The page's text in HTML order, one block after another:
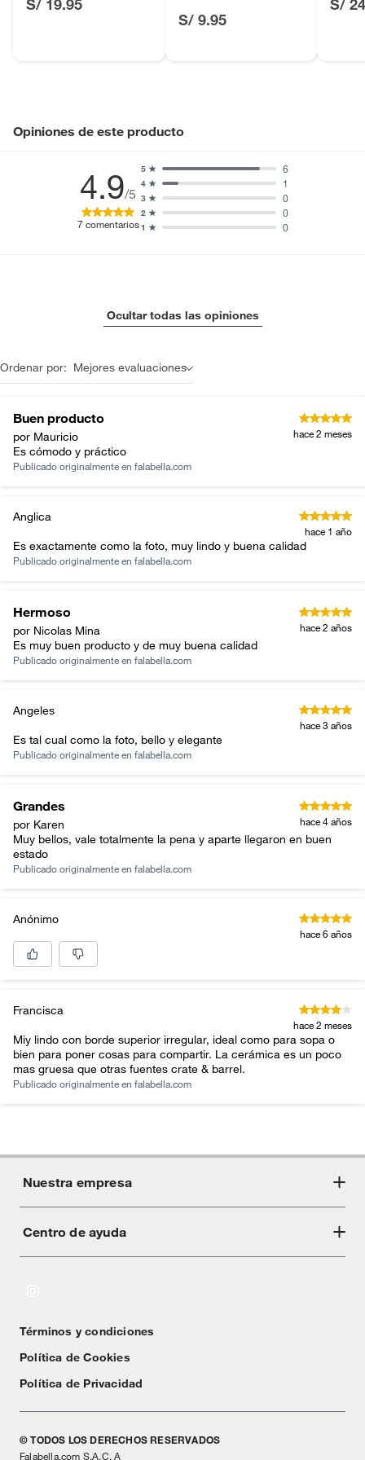
Licores y cigarros electrónicos.
S/ 19.95
Blanca
S/ 9.95
S/
Opiniones de este producto
4.9/5
7 comentarios1 0
2 0
3 0
4 1
5 6
Ocultar todas las opiniones
Ordenar por: Mejores evaluaciones
Buen producto
por Mauricio hace 2 meses
Es cómodo y práctico
Publicado originalmente en falabella.com
Anglica
hace 1 año
Es exactamente como la foto, muy lindo y buena calidad
Publicado originalmente en falabella.com
Hermoso
por Nicolas Mina hace 2 años
Es muy buen producto y de muy buena calidad
Publicado originalmente en falabella.com
Angeles
hace 3 años
Es tal cual como la foto, bello y elegante
Publicado originalmente en falabella.com
Grandes
por Karen hace 4 años
Muy bellos, vale totalmente la pena y aparte llegaron en buen
estado
Publicado originalmente en falabella.com
Anónimo
hace 6 años
Francisca
hace 2 meses
Miy lindo con borde superior irregular, ideal como para sopa o
bien para poner cosas para compartir. La cerámica es un poco
mas gruesa que otras fuentes crate & barrel.
Publicado originalmente en falabella.com
Nuestra empresa
Acerca de Crate
Centro de ayuda
Textos Legales
Términos y condiciones
Política de Cookies
Política de Privacidad
© TODOS LOS DERECHOS RESERVADOS
Falabella.com S.A.C. A